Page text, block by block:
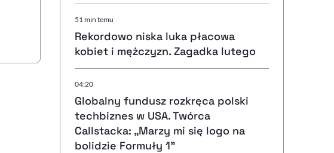
Deklaracja dostępności, otwiera się w nowym oknie
Zgłoś problem
51 min temu
Rekordowo niska luka płacowa
kobiet i mężczyzn. Zagadka lutego
04:20
Globalny fundusz rozkręca polski
techbiznes w USA. Twórca
Callstacka: „Marzy mi się logo na
bolidzie Formuły 1”